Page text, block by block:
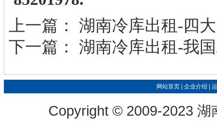
上一篇：湖南冷库出租-四
下一篇：湖南冷库出租-我
网站首页 |企业介绍 |
Copyright © 2009-2023